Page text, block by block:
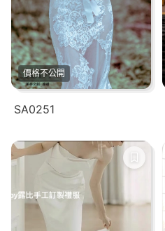
價格不公開
SA0251